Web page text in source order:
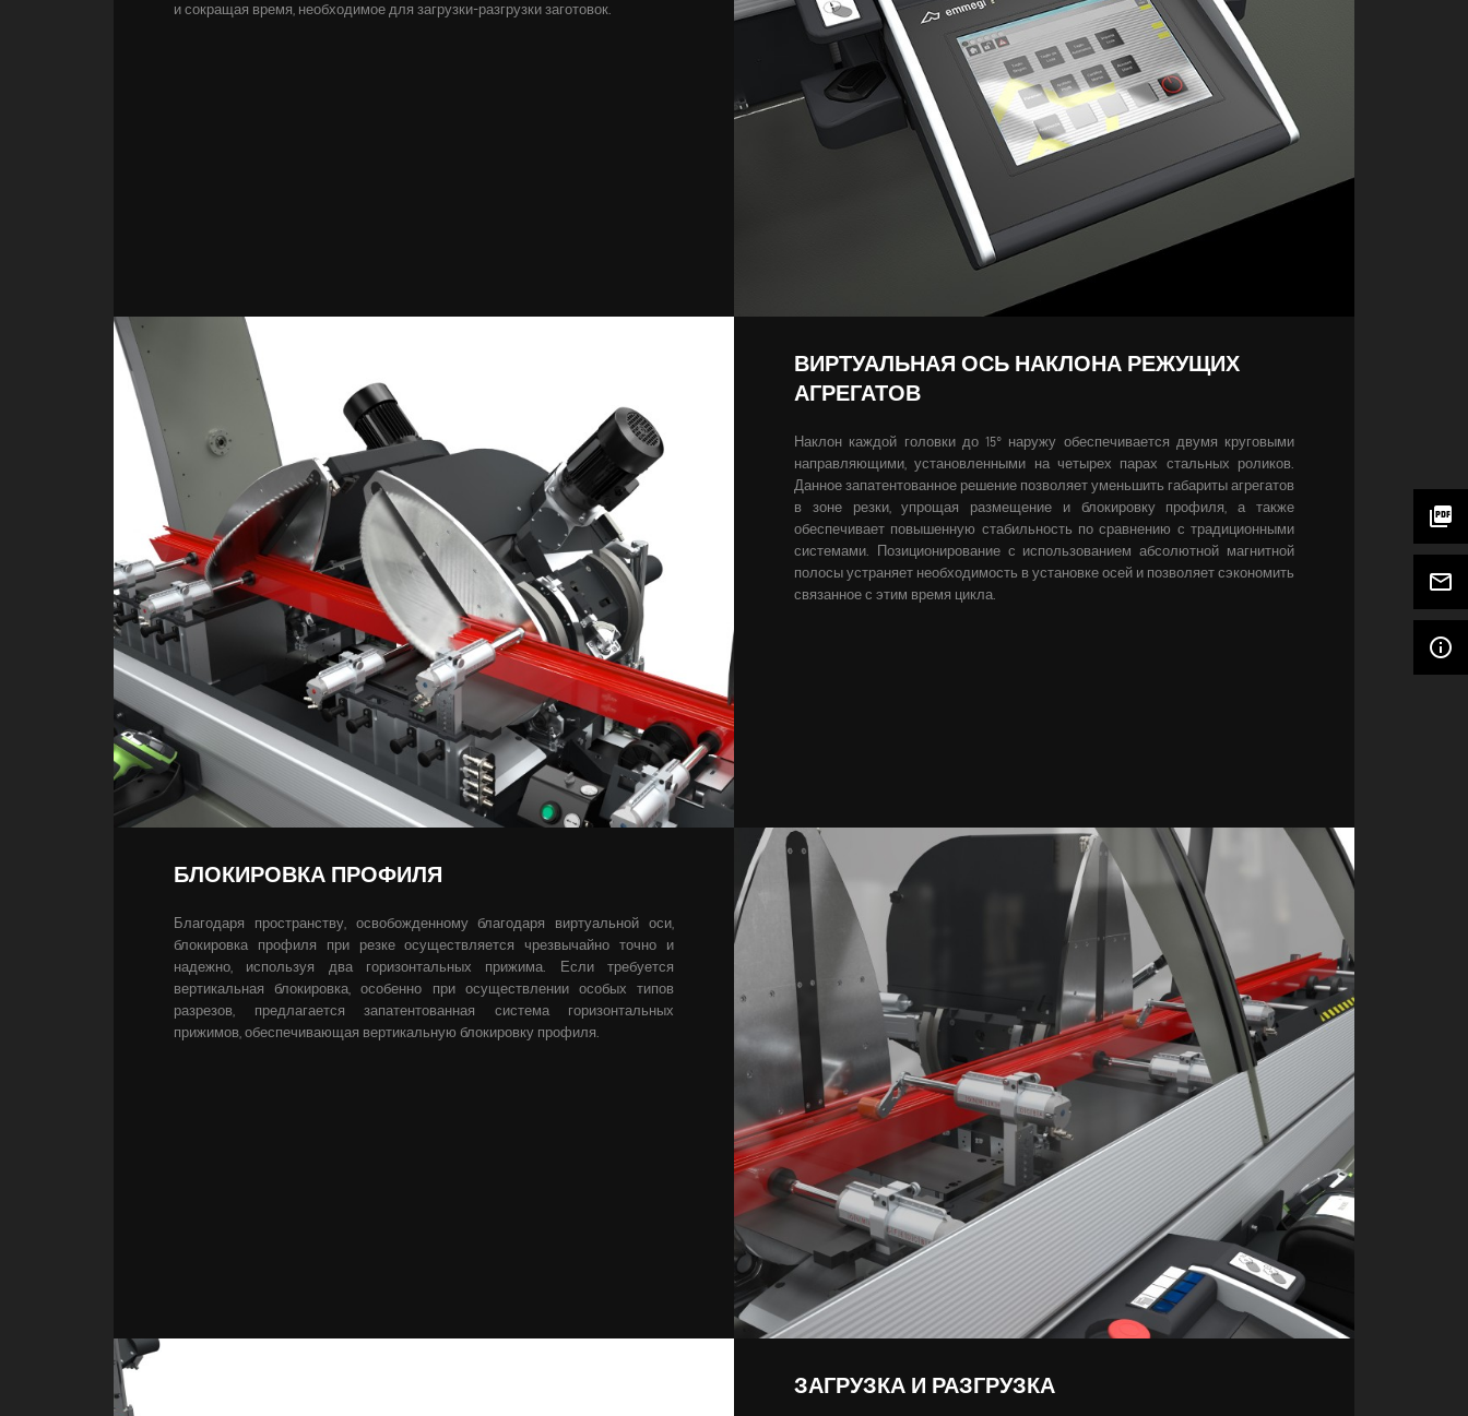
picture_as_pdf
mail_outline
info_outline
и сокращая время, необходимое для загрузки-разгрузки заготовок.
ВИРТУАЛЬНАЯ ОСЬ НАКЛОНА РЕЖУЩИХ
АГРЕГАТОВ
Наклон каждой головки до 15° наружу обеспечивается двумя круговыми
направляющими, установленными на четырех парах стальных роликов.
Данное запатентованное решение позволяет уменьшить габариты агрегатов
в зоне резки, упрощая размещение и блокировку профиля, а также
обеспечивает повышенную стабильность по сравнению с традиционными
системами.
Позиционирование с использованием абсолютной магнитной
полосы устраняет необходимость в установке осей и позволяет сэкономить
связанное с этим время цикла.
БЛОКИРОВКА ПРОФИЛЯ
Благодаря пространству, освобожденному благодаря виртуальной оси,
блокировка профиля при резке осуществляется чрезвычайно точно и
надежно, используя два горизонтальных прижима. Если требуется
вертикальная блокировка, особенно при осуществлении особых типов
разрезов, предлагается запатентованная система горизонтальных
прижимов, обеспечивающая вертикальную блокировку профиля.
ЗАГРУЗКА И РАЗГРУЗКА